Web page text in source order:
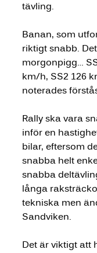
tävling.
Banan, som
riktigt snabb.
morgonpigg…
km/h, SS2 126
noterades
Rally ska vara
inför en
bilar, eftersom
snabba helt
snabba
långa
tekniska men
Sandviken.
Det är viktigt att